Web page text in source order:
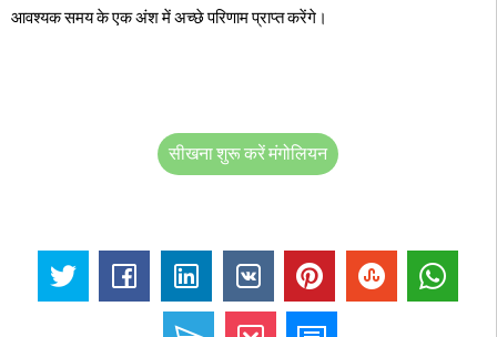
आवश्यक समय के एक अंश में अच्छे परिणाम प्राप्त करेंगे।
सीखना शुरू करें मंगोलियन